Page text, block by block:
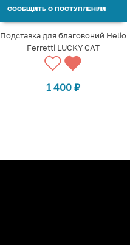
СООБЩИТЬ О ПОСТУПЛЕНИИ
Подставка для благовоний Helio
Ferretti LUCKY CAT
1 400 ₽